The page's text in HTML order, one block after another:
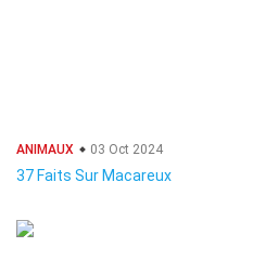
ANIMAUX 03 Oct 2024
37 Faits Sur Macareux